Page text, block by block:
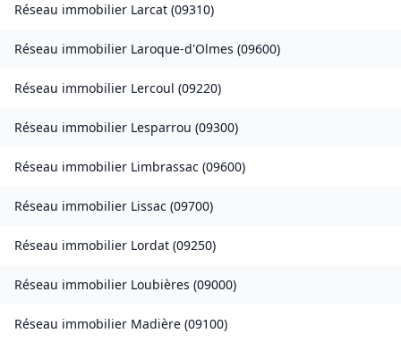
Réseau immobilier Larcat (09310)
Réseau immobilier Laroque-d'Olmes (09600)
Réseau immobilier Lercoul (09220)
Réseau immobilier Lesparrou (09300)
Réseau immobilier Limbrassac (09600)
Réseau immobilier Lissac (09700)
Réseau immobilier Lordat (09250)
Réseau immobilier Loubières (09000)
Réseau immobilier Madière (09100)